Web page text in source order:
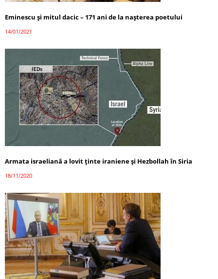
Eminescu și mitul dacic – 171 ani de la nașterea poetului
14/01/2021
Armata israeliană a lovit ținte iraniene și Hezbollah în Siria
18/11/2020